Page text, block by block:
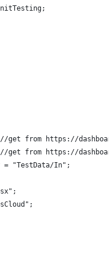
get from https://
get from https://
= "TestData/In";